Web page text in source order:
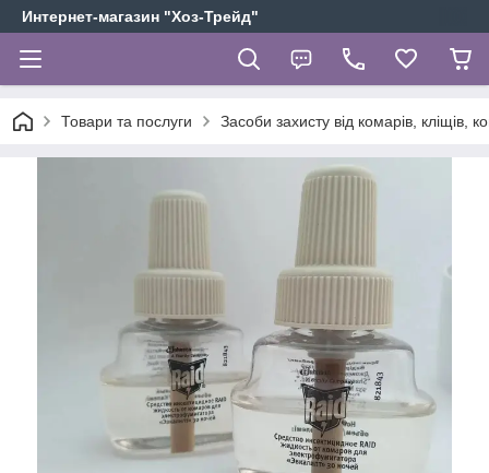
Интернет-магазин "Хоз-Трейд"
Товари та послуги Засоби захисту від комарів, кліщів,